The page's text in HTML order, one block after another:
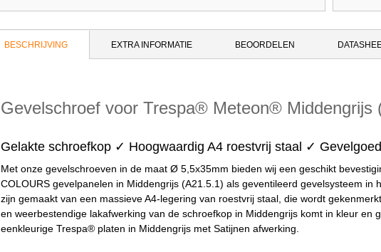
BESCHRIJVING EXTRA INFORMATIE BEOORDELEN
Gevelschroef voor Trespa® Meteon® Middengrijs
Gelakte schroefkop ✓ Hoogwaardig A4 roestvrij staal ✓
Met onze gevelschroeven in de maat Ø 5,5x35mm bieden wij een geschikt
COLOURS gevelpanelen in Middengrijs (A21.5.1) als geventileerd gevelsysteem
zijn gemaakt van een massieve A4-legering van roestvrij staal, die wordt
en weerbestendige lakafwerking van de schroefkop in Middengrijs komt in kleur
eenkleurige Trespa® platen in Middengrijs met Satijnen afwerking.